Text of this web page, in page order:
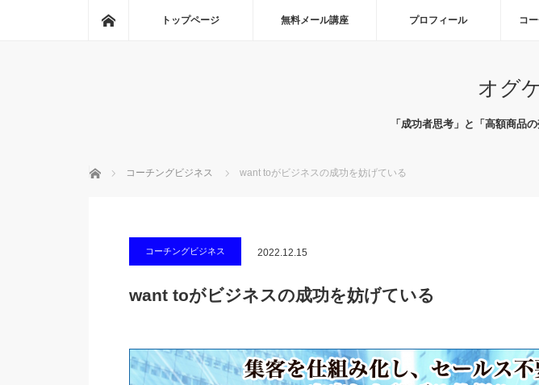
ホームトップページ 無料メール講座 プロフィール コ
オグ
「成功者思考」と「高額商品
ホーム コーチングビジネス want toがビジネスの成功を妨げている
コーチングビジネス 2022.12.15
want toがビジネスの成功を妨げている